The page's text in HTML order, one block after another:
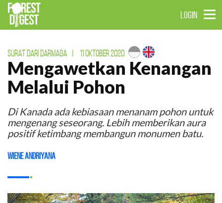
LOGIN
SURAT DARI DARMAGA 11 OKTOBER 2020
Mengawetkan Kenangan
Melalui Pohon
Di Kanada ada kebiasaan menanam pohon untuk
mengenang seseorang. Lebih memberikan aura
positif ketimbang membangun monumen batu.
Wiene Andriyana